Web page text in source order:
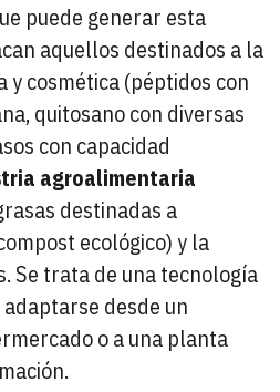
puede generar esta
aquellos destinados a la
cosmética (péptidos con
quitosano con diversas
con capacidad
agroalimentaria
destinadas a
ecológico) y la
Se trata de una tecnología
desde un
o a una planta